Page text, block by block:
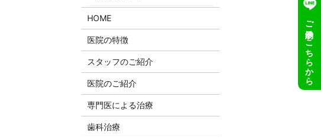
HOME
医院の特徴
スタッフのご紹介
医院のご紹介
専門医による治療
歯科治療
ご予約はこちらから